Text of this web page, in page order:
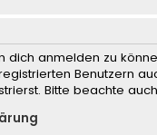
dich anmelden zu
Benutzern
Bitte beachte